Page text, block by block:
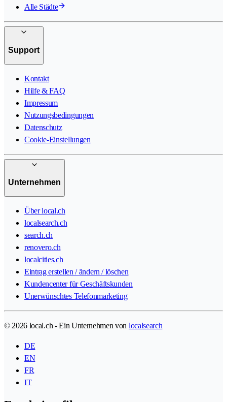
Alle Städte
Support
Kontakt
Hilfe & FAQ
Impressum
Nutzungsbedingungen
Datenschutz
Cookie-Einstellungen
Unternehmen
Über local.ch
localsearch.ch
search.ch
renovero.ch
localcities.ch
Eintrag erstellen / ändern / löschen
Kundencenter für Geschäftskunden
Unerwünschtes Telefonmarketing
© 2026 local.ch - Ein Unternehmen von localsearch
DE
EN
FR
IT